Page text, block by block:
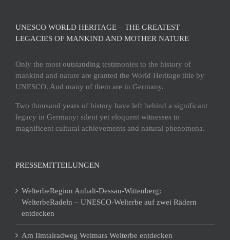
UNESCO WORLD HERITAGE – THE GREATEST
LEGACIES OF MANKIND AND MOTHER NATURE
Only the most outstanding testimonies to the history of
mankind and nature are granted the World Heritage title by
UNESCO. And many of them are in Germany.
Two thousand years of history have left behind a significant
legacy in Germany: silent yet eloquent witnesses to
magnificent cultural achievements and natural phenomena.
PRESSEMITTEILUNGEN
WelterbeRegion Anhalt-Dessau-Wittenberg:
WelterbeRadeln – UNESCO-Welterbe auf zwei Rädern
entdecken
Am Ilmtalradweg Weimars Welterbe entdecken